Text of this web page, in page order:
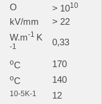
O > 1010
kV/mm > 22
W.m-1 K
-1 0,33
oC
170
oC
140
10-5K-1
12